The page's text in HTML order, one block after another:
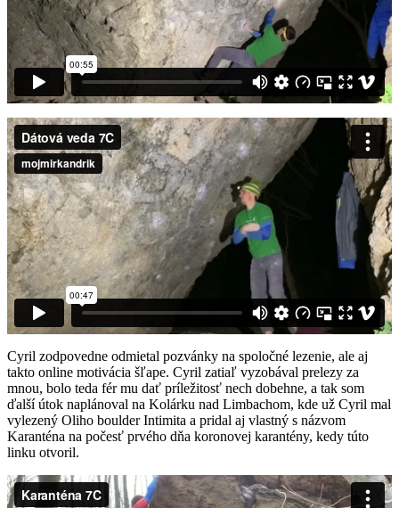
Cyril zodpovedne odmietal pozvánky na spoločné lezenie, ale aj
takto online motivácia šľape. Cyril zatiaľ vyzobával prelezy za
mnou, bolo teda fér mu dať príležitosť nech dobehne, a tak som
ďalší útok naplánoval na Kolárku nad Limbachom, kde už Cyril mal
vylezený Oliho boulder Intimita a pridal aj vlastný s názvom
Karanténa na počesť prvého dňa koronovej karantény, kedy túto
linku otvoril.